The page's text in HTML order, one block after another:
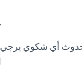
أي شكوي يرجي